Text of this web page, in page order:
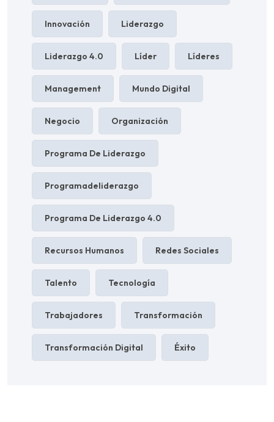
Innovación Liderazgo
Liderazgo 4.0 Líder Líderes
Management Mundo Digital
Negocio Organización
Programa De Liderazgo
Programadeliderazgo
Programa De Liderazgo 4.0
Recursos Humanos Redes Sociales
Talento Tecnología
Trabajadores Transformación
Transformación Digital Éxito